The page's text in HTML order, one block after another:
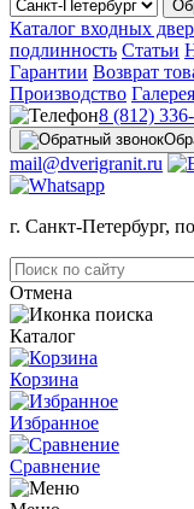
Каталог входных
подлинность Статьи
Гарантии Возврат
Производство Галерея
8 (812)
mail@dverigranit.ru
г. Санкт-Петербург,
Отмена
Каталог
Корзина
Избранное
Сравнение